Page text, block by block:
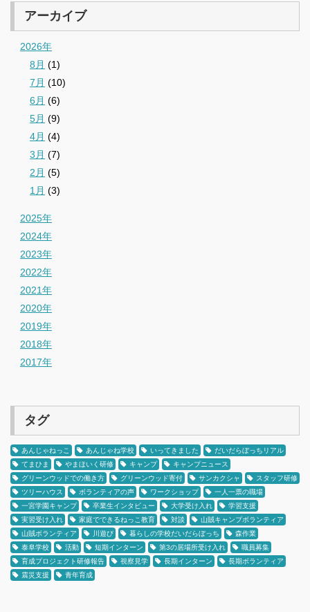
アーカイブ
2026年
8月 (1)
7月 (10)
6月 (6)
5月 (9)
4月 (4)
3月 (7)
2月 (5)
1月 (3)
2025年
2024年
2023年
2022年
2021年
2020年
2019年
2018年
2017年
タグ
あんじゃねっこ あんじゃね学校 いってきました
だいだらぼっちリアル
てまひま
やまほいく研修 キャンプ
キャンプニュース
グリーンウッドでの働き方
グリーンウッド寄付 サンカクシャ
スタッフ研修
ツリーハウス
ボランティアの声 ワークショップ
一人一票の職場
一宮学園キャンプ
卒業生インタビュー 大学受け入れ
学習支援
実習受け入れ
家庭でできるねっこ教育 対談
山賊キャンプボランティア
山賊ボランティア
川遊び 暮らしの学校だいだらぼっち
森作業
泰阜学校
活動 短期インターン 第3の居場所受け入れ
職員募集
育成プロジェクト研修報告
視察見学 長期インターン
長期ボランティア
震災支援
青年育成